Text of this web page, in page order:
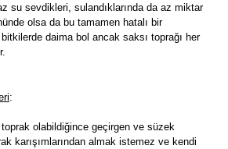
su sevdikleri, sulandıklarında da az miktar
olsa da bu tamamen hatalı bir
daima bol ancak saksı toprağı her
:
olabildiğince geçirgen ve süzek
karışımlarından almak istemez ve kendi